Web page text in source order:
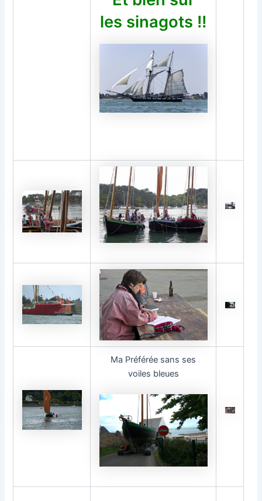
les sinagots !!
Ma Préférée sans ses
voiles bleues